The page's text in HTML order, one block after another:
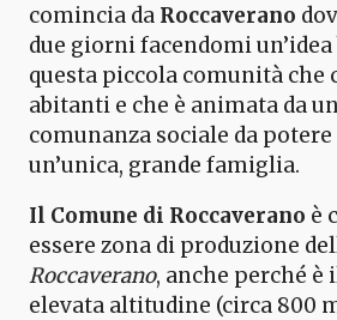
comincia da Roccaverano
due giorni facendomi
questa piccola comunità che
abitanti e che è animata da
comunanza sociale da
un’unica, grande famiglia.
Il Comune di Roccaverano è
essere zona di produzione
Roccaverano, anche perché è
elevata altitudine (circa 800